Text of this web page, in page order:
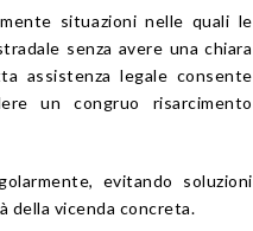
situazioni nelle quali le
senza avere una chiara
assistenza legale consente
un congruo risarcimento
evitando soluzioni
della vicenda concreta.